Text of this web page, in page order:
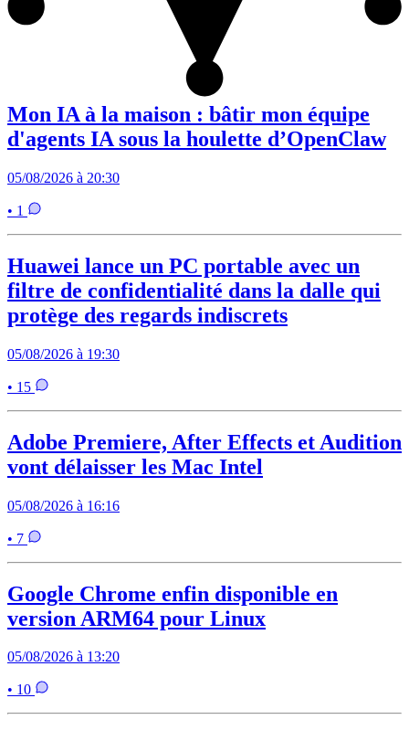
Mon IA à la maison : bâtir mon équipe
d'agents IA sous la houlette d’OpenClaw
05/08/2026 à 20:30
• 1
Huawei lance un PC portable avec un
filtre de confidentialité dans la dalle qui
protège des regards indiscrets
05/08/2026 à 19:30
• 15
Adobe Premiere, After Effects et Audition
vont délaisser les Mac Intel
05/08/2026 à 16:16
• 7
Google Chrome enfin disponible en
version ARM64 pour Linux
05/08/2026 à 13:20
• 10